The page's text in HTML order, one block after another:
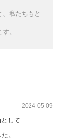
、私たちもと
。
2024-05-09
して
。